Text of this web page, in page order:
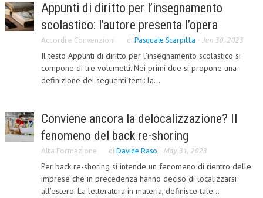
CORPORATE SOCIAL RESPONSIBILITY
ECONOMIA DELL’ARTE
INTERNAZIONALIZZAZIONE
HUMAN RESOURCES
MARKETING
TREASURY IN FINANCIAL SERVICES
RISK MANAGEMENT
SVILUPPO SOSTENIBILE
Appunti di diritto per l’insegnamento
scolastico: l’autore presenta l’opera
Accordi e Convenzioni di Pasquale Scarpitta - Jun 30, 2023
Il testo Appunti di diritto per l’insegnamento scolastico si
compone di tre volumetti. Nei primi due si propone una
definizione dei seguenti temi: la...
Conviene ancora la delocalizzazione? Il
fenomeno del back re-shoring
Alta Formazione di Davide Raso - May 31, 2023
Per back re-shoring si intende un fenomeno di rientro delle
imprese che in precedenza hanno deciso di localizzarsi
all’estero. La letteratura in materia, definisce tale...